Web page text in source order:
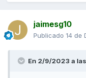
jaimesg10
Publicado 14 de
En 2/9/2023 a